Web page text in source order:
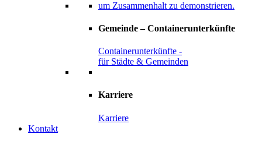
Gemeinde – Containerunterkünfte
Containerunterkünfte -
für Städte & Gemeinden
Karriere
Karriere
Kontakt